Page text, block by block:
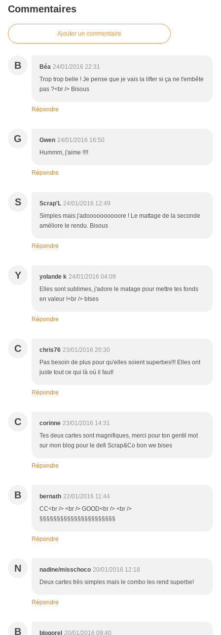
Commentaires
Ajouter un commentaire
B Béa 24/01/2016 22:31
Trop trop belle ! Je pense que je vais la lifter si ça ne t'embête
pas ?<br /> Bisous
Répondre
G Gwen 24/01/2016 16:50
Hummm, j'aime !!!!
Répondre
S Scrap'L 24/01/2016 12:49
Simples mais j'adoooooooooore ! Le mattage de la seconde
améliore le rendu. Bisous
Répondre
Y yolande k 24/01/2016 04:09
Elles sont sublimes, j'adore le matage pour mettre tes fonds
en valeur !<br /> bIses
Répondre
C chris76 23/01/2016 20:30
Pas besoin de plus pour qu'elles soient superbes!!! Elles ont
juste tout ce qui là oú il faut!
Répondre
C corinne 23/01/2016 14:31
Tes deux cartes sont magnifiques, merci pour ton gentil mot
sur mon blog pour le defi Scrap&Co bon we bises
Répondre
B bernath 22/01/2016 11:44
CC<br /> <br /> GOOD<br /> <br />
§§§§§§§§§§§§§§§§§§§§§§
Répondre
N nadine/misschoco 20/01/2016 12:18
Deux cartes très simples mais le combo les rend superbe!
Répondre
B blogorel 20/01/2016 09:40